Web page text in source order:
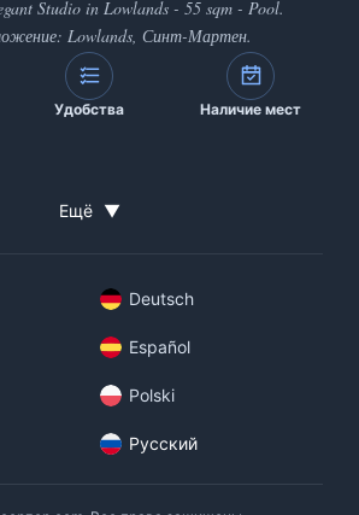
Studio in Lowlands - 55 sqm - Pool.
Lowlands, Синт-Мартен.
Удобства Наличие мест
Ещё ▼
Deutsch
Español
Polski
Русский